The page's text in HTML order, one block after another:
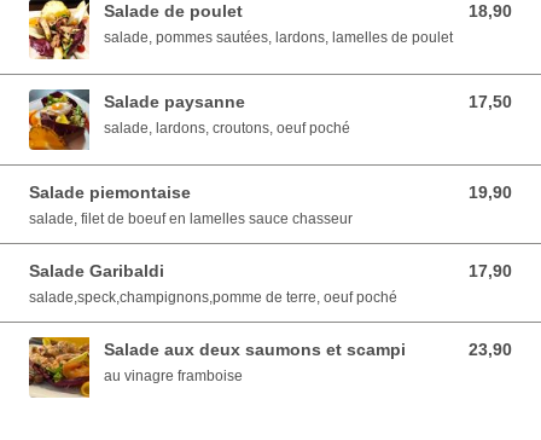
Salade de poulet 18,90
18,90 EUR
salade, pommes sautées, lardons, lamelles de poulet
Salade paysanne 17,50
17,50 EUR
salade, lardons, croutons, oeuf poché
Salade piemontaise 19,90
19,90 EUR
salade, filet de boeuf en lamelles sauce chasseur
Salade Garibaldi 17,90
17,90 EUR
salade,speck,champignons,pomme de terre, oeuf poché
Salade aux deux saumons et scampi 23,90
23,90 EUR
au vinagre framboise